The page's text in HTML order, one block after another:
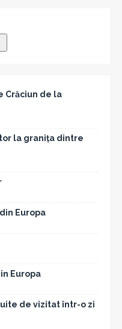
Crăciun de la
la granița dintre
Europa
Europa
de vizitat într-o zi